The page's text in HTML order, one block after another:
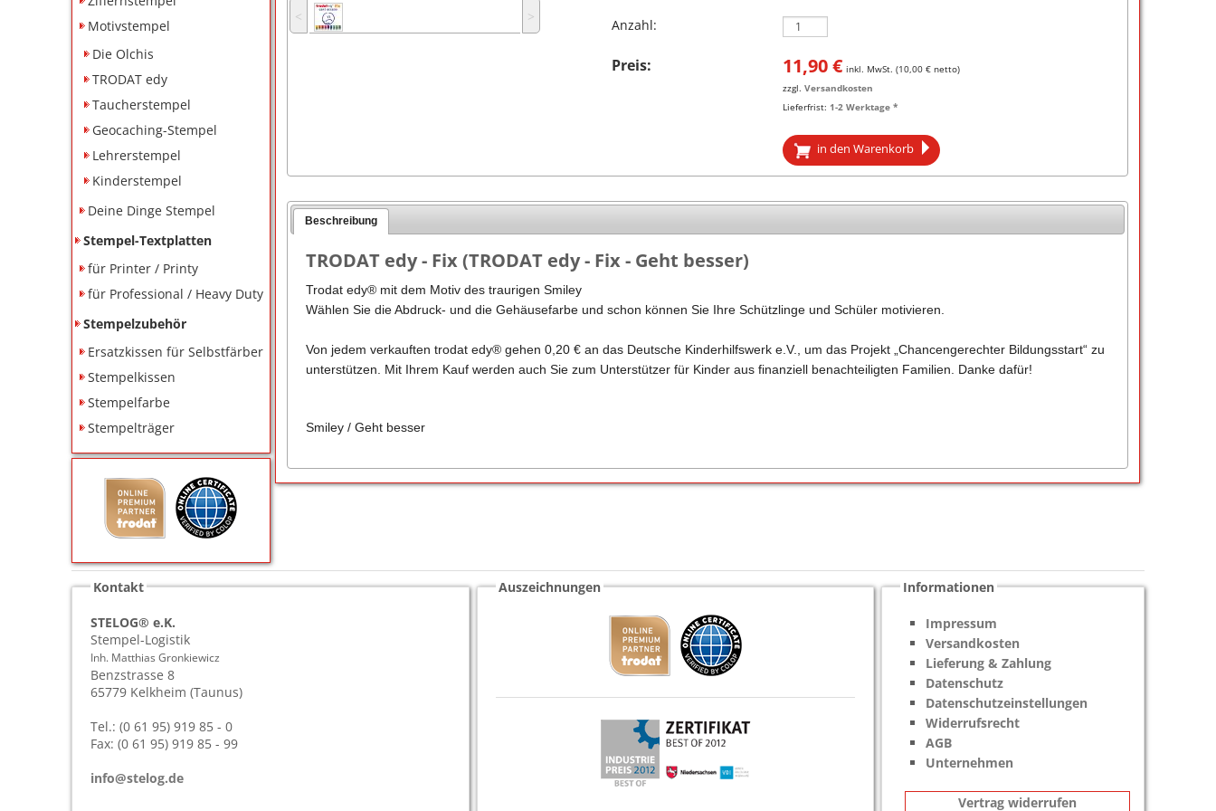
Stempel Kugelschreiber
Taucherstempel
Motivstempel
Die Olchis
TRODAT edy
Taucherstempel
Geocaching-Stempel
Lehrerstempel
Kinderstempel
Deine Dinge Stempel
Stempel-Textplatten
für Printer / Printy
für Professional / Heavy Duty
Stempelzubehör
Ersatzkissen für Selbstfärber
Stempelkissen
Stempelfarbe
Stempelträger
˂ ˃ Anzahl:
Preis: 11,90€ inkl. MwSt. (10,00 € netto)
zzgl.Versandkosten
Lieferfrist: 1-2 Werktage *
in den Warenkorb
Beschreibung
TRODAT edy - Fix (TRODAT edy - Fix - Geht besser)
Trodat edy® mit dem Motiv des traurigen Smiley
Wählen Sie die Abdruck- und die Gehäusefarbe und schon können Sie Ihre Schützlinge und Schüler motivieren.
Von jedem verkauften trodat edy® gehen 0,20 € an das Deutsche Kinderhilfswerk e.V., um das Projekt „Chancengerechter Bildungsstart“ zu
unterstützen. Mit Ihrem Kauf werden auch Sie zum Unterstützer für Kinder aus finanziell benachteiligten Familien. Danke dafür!
Smiley / Geht besser
Kontakt
STELOG® e.K.
Stempel-Logistik
Inh. Matthias Gronkiewicz
Benzstrasse 8
65779 Kelkheim (Taunus)
Tel.: (0 61 95) 919 85 - 0
Fax: (0 61 95) 919 85 - 99
info@stelog.de
Auszeichnungen Informationen
Impressum
Versandkosten
Lieferung & Zahlung
Datenschutz
Datenschutzeinstellungen
Widerrufsrecht
AGB
Unternehmen
Vertrag widerrufen